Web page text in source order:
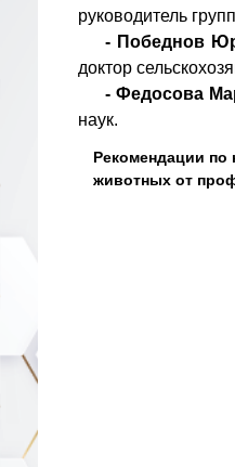
руководитель
- Победнов
доктор
- Федосова
наук.
Рекомендации по
животных от